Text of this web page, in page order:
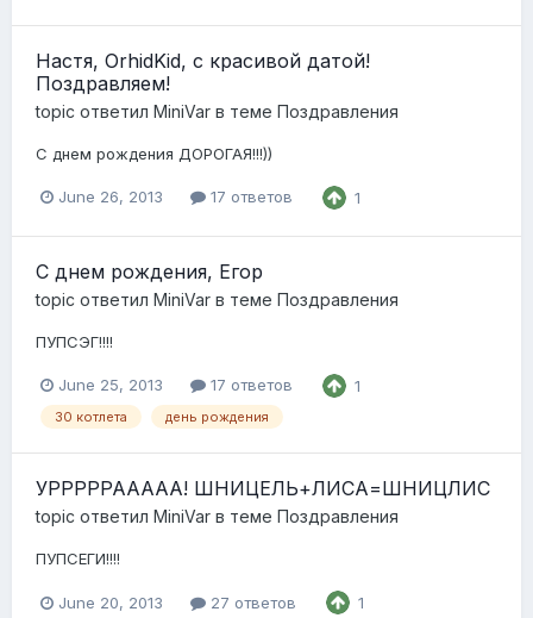
Настя, OrhidKid, с красивой датой!
Поздравляем!
topic ответил MiniVar в теме Поздравления
С днем рождения ДОРОГАЯ!!!))
June 26, 2013 17 ответов 1
С днем рождения, Егор
topic ответил MiniVar в теме Поздравления
ПУПСЭГ!!!!
June 25, 2013 17 ответов 1
30 котлета день рождения
УРРРРРААААА! ШНИЦЕЛЬ+ЛИСА=ШНИЦЛИС
topic ответил MiniVar в теме Поздравления
ПУПСЕГИ!!!!
June 20, 2013 27 ответов 1